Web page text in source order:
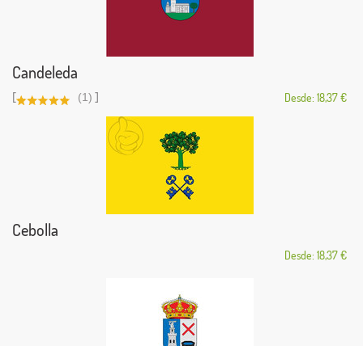
Candeleda
[ (1) ] Desde: 18,37 €
Cebolla
Desde: 18,37 €